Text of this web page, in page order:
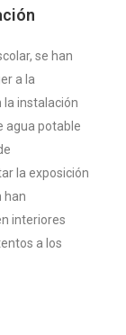
se han
a la
la instalación
agua potable
la exposición
han
interiores
a los